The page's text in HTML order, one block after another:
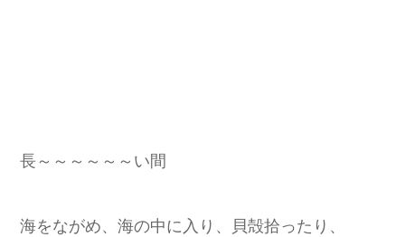
長～～～～～～い間
海をながめ、海の中に入り、貝殻拾ったり、